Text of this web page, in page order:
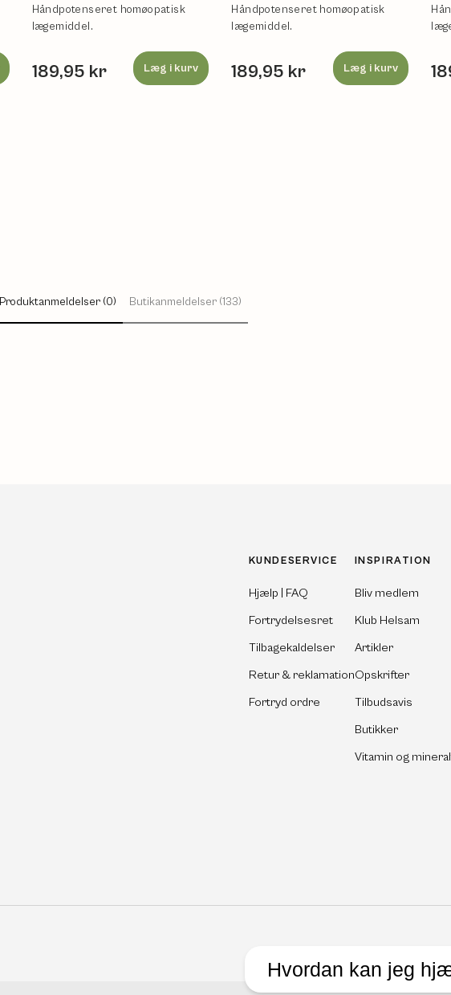
Håndpotenseret homøopatisk
lægemiddel.
189,95 kr Læg i kurv
Håndpotenseret homøopatisk
lægemiddel.
189,95 kr Læg i kurv
Produktanmeldelser (0) Butikanmeldelser (133)
KUNDESERVICE
Hjælp | FAQ
Fortrydelsesret
Tilbagekaldelser
Retur & reklamation
Fortryd ordre
INSPIRATION
Bliv medlem
Klub Helsam
Artikler
Opskrifter
Tilbudsavis
Butikker
Vitamin og
Hvordan kan jeg